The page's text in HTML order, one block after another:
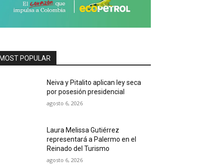
POPULAR
Neiva y Pitalito aplican ley seca
por posesión presidencial
agosto 6, 2026
Laura Melissa Gutiérrez
representará a Palermo en el
Reinado del Turismo
agosto 6, 2026